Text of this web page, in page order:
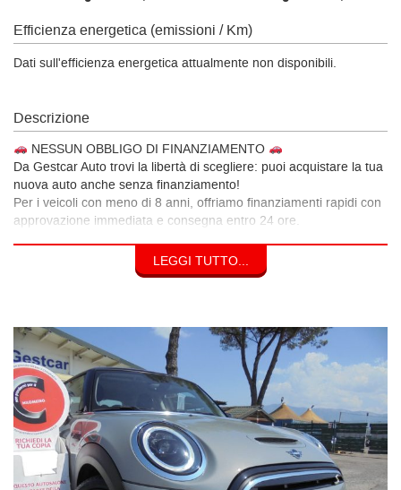
Efficienza energetica (emissioni / Km)
Dati sull'efficienza energetica attualmente non disponibili.
Descrizione
NESSUN OBBLIGO DI FINANZIAMENTO
Da Gestcar Auto trovi la libertà di scegliere: puoi acquistare la tua
nuova auto anche senza finanziamento!
Per i veicoli con meno di 8 anni, offriamo finanziamenti rapidi con
approvazione immediata e consegna entro 24 ore.
12 mesi di garanzia su tutte le auto con meno di 10 anni
veicoli aziendali
Cronologia tagliandi certificata, per la massima trasparenza
Assistenza completa dal primo contatto alla consegna
Dove trovarci
Gestcar Auto Srl
Via Pantano (SP27B), Rotonda Via Maremmana – Villanova di
LEGGI TUTTO...